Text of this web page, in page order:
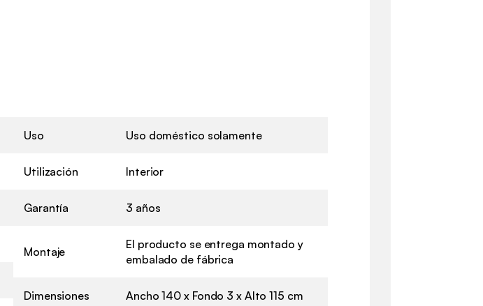
Uso Uso doméstico solamente
Utilización Interior
Garantía 3 años
Montaje
El producto se entrega montado y
embalado de fábrica
Dimensiones Ancho 140 x Fondo 3 x Alto 115 cm